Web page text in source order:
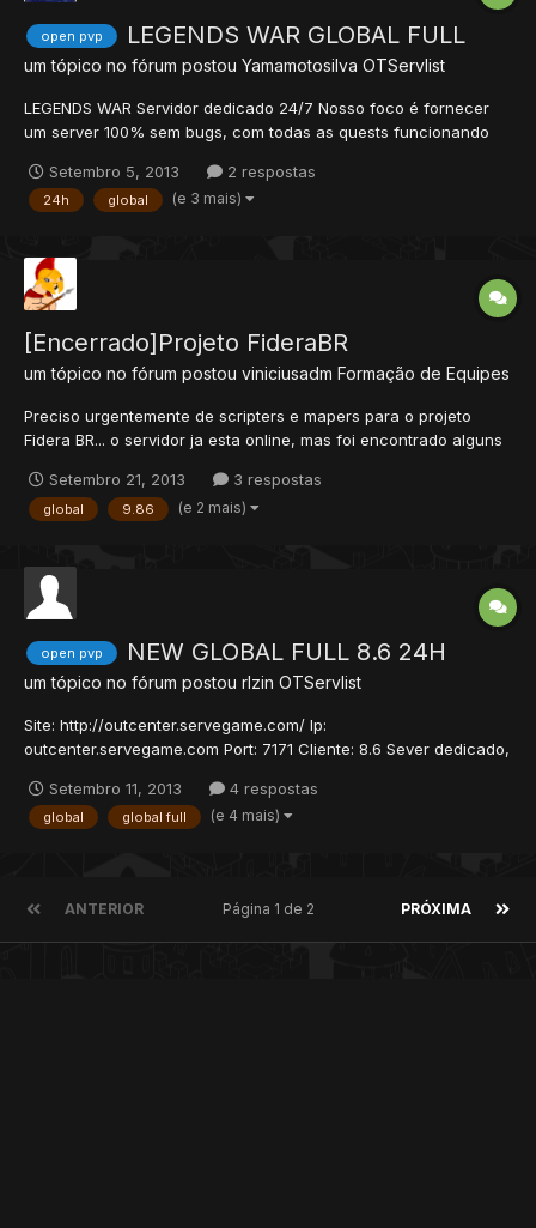
open pvp LEGENDS WAR GLOBAL FULL
um tópico no fórum postou Yamamotosilva OTServlist
LEGENDS WAR Servidor dedicado 24/7 Nosso foco é fornecer
um server 100% sem bugs, com todas as quests funcionando
qual você pode postar seus videos para toda a comunidade do
Legends War. O Legends War é um servidor recomendado par...
Setembro 5, 2013 2 respostas
24h global (e 3 mais)
[Encerrado]Projeto FideraBR
um tópico no fórum postou viniciusadm Formação de Equipes
Preciso urgentemente de scripters e mapers para o projeto
Fidera BR... o servidor ja esta online, mas foi encontrado alguns
gostaria de saber quem pode ajudar, vagas na staff ele sera
24h quem quiser entrar no servidor pra ter uma base o site...
Setembro 21, 2013 3 respostas
global 9.86 (e 2 mais)
open pvp NEW GLOBAL FULL 8.6 24H
um tópico no fórum postou rlzin OTServlist
Site: http://outcenter.servegame.com/ Ip:
outcenter.servegame.com Port: 7171 Cliente: 8.6 Sever dedicado,
jogadores! - War system 100% com escudos! - Bless 100% -
Todas as quests e hunt's do global 8.6! - Todos os bugs
Setembro 11, 2013 4 respostas
global global full (e 4 mais)
ANTERIOR PRÓXIMA
Página 1 de 2